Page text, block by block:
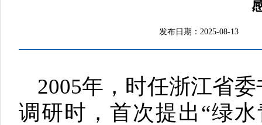
发布日期：2025-
2005年，时任浙江省
调研时，首次提出“绿